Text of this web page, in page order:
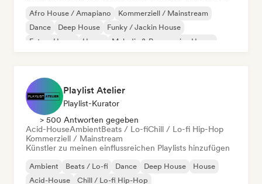
Afro House / Amapiano
Kommerziell / Mainstream
Dance
Deep House
Funky / Jackin House
Future House
House Melodic & Progressive House
Playlist Atelier
Playlist-Kurator
> 500 Antworten gegeben
Acid-HouseAmbientBeats / Lo-fiChill / Lo-fi Hip-Hop
Kommerziell / Mainstream
Künstler zu meinen einflussreichen Playlists hinzufügen
Ambient Beats / Lo-fi Dance Deep House
House
Acid-House
Chill / Lo-fi Hip-Hop